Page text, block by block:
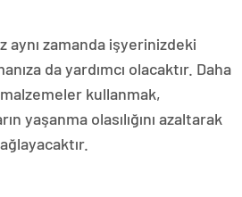
aynı zamanda işyerinizdeki
da yardımcı olacaktır. Daha
kullanmak,
yaşanma olasılığını azaltarak